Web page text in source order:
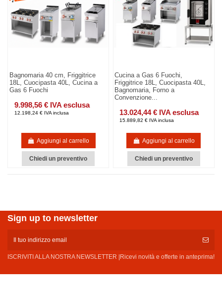
Bagnomaria 40 cm, Friggitrice
18L, Cuocipasta 40L, Cucina a
Gas 6 Fuochi
9.998,56 € IVA esclusa
12.198,24 € IVA inclusa
Aggiungi al carrello
Chiedi un preventivo
Cucina a Gas 6 Fuochi,
Friggitrice 18L, Cuocipasta 40L,
Bagnomaria, Forno a
Convenzione...
13.024,44 € IVA esclusa
15.889,82 € IVA inclusa
Aggiungi al carrello
Chiedi un preventivo
Sign up to newsletter
ISCRIVITI ALLA NOSTRA NEWSLETTER |Ricevi novità e offerte in anteprima!